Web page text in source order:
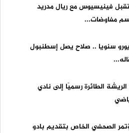
فينيسيوس مع ريال مدريد
مفاوضات...
يورو سنويا .. صلاح يصل إسطنبول
الريشة الطائرة رسميًا إلى نادي
الصحفي الخاص بتقديم بادو